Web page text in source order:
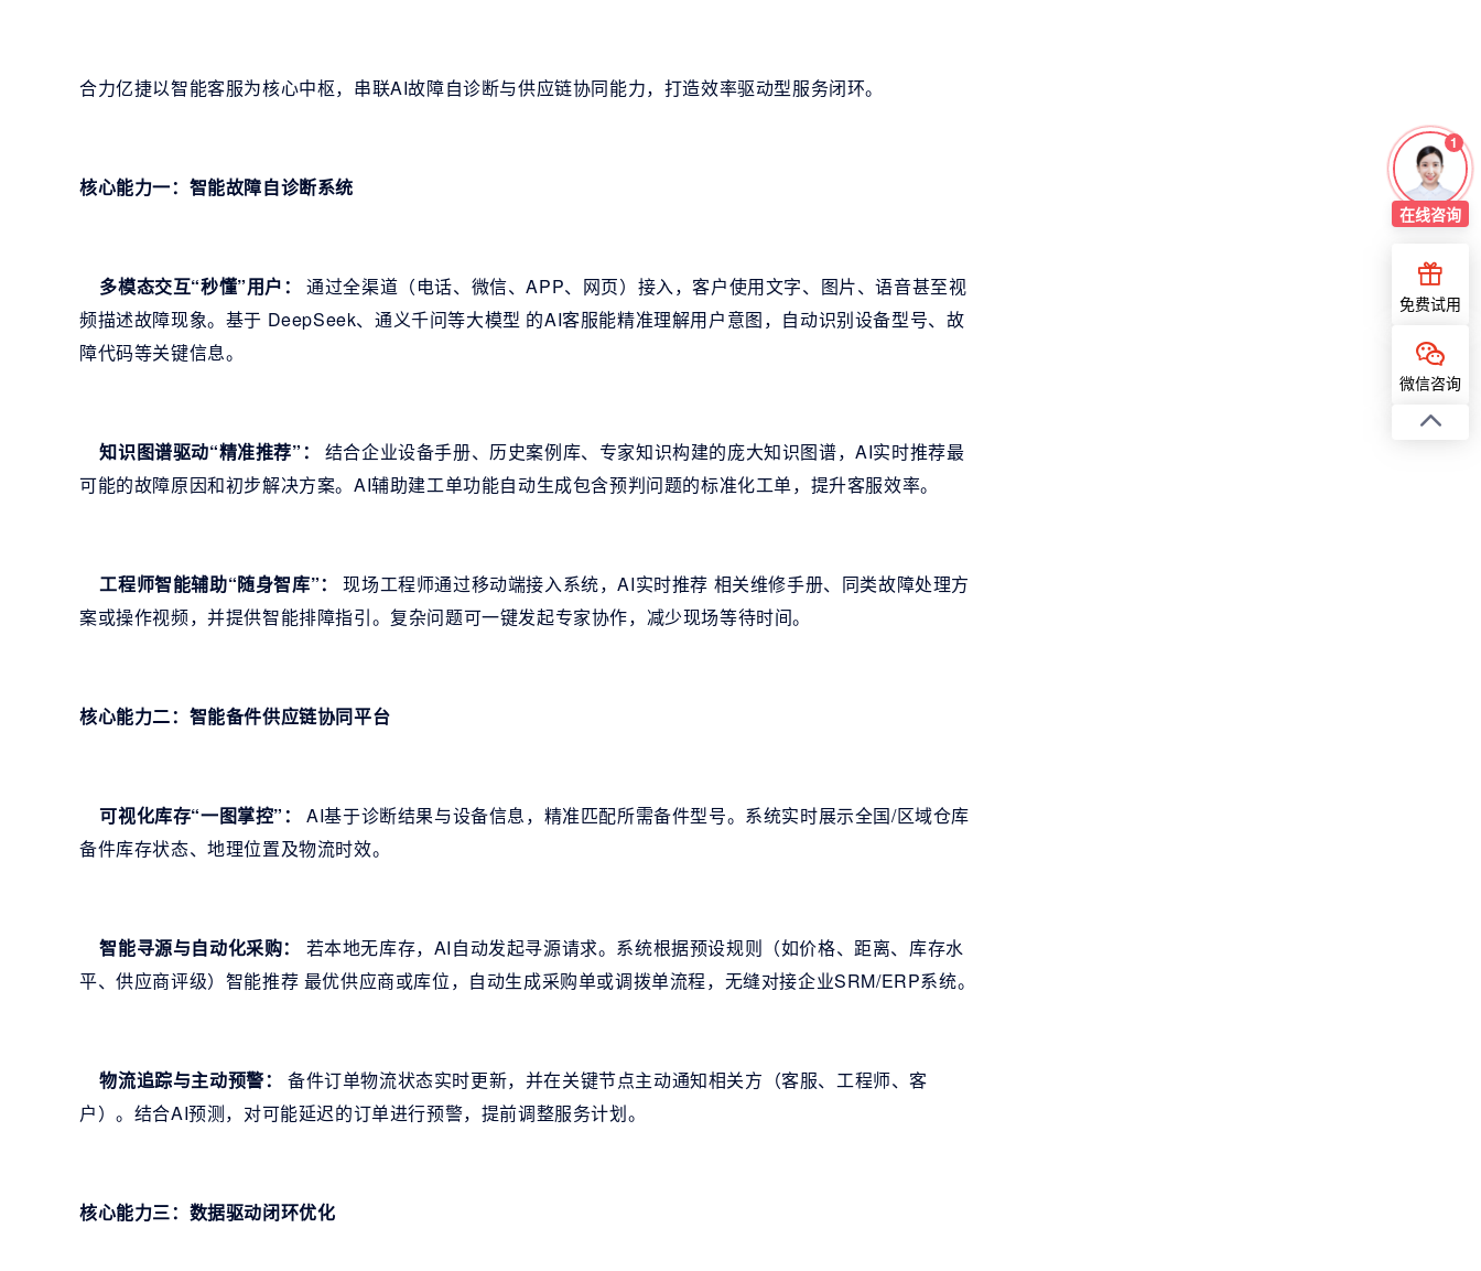
合力亿捷以智能客服为核心中枢，串联AI故障自诊断与供应链协同能力，打造效率驱动型服务闭环。
核心能力一：智能故障自诊断系统
多模态交互“秒懂”用户：通过全渠道（电话、微信、APP、网页）接入，客户使用文字、图片、语音甚至视
频描述故障现象。基于 DeepSeek、通义千问等大模型 的AI客服能精准理解用户意图，自动识别设备型号、故
障代码等关键信息。
知识图谱驱动“精准推荐”：
结合企业设备手册、历史案例库、专家知识构建的庞大知识图谱，AI实时推荐最
可能的故障原因和初步解决方案。AI辅助建工单功能自动生成包含预判问题的标准化工单，提升客服效率。
工程师智能辅助“随身智库”：
现场工程师通过移动端接入系统，AI实时推荐 相关维修手册、同类故障处理方
案或操作视频，并提供智能排障指引。复杂问题可一键发起专家协作，减少现场等待时间。
核心能力二：智能备件供应链协同平台
可视化库存“一图掌控”：AI基于诊断结果与设备信息，精准匹配所需备件型号。系统实时展示全国/区域仓库
备件库存状态、地理位置及物流时效。
智能寻源与自动化采购：
若本地无库存，AI自动发起寻源请求。系统根据预设规则（如价格、距离、库存水
平、供应商评级）智能推荐 最优供应商或库位，自动生成采购单或调拨单流程，无缝对接企业SRM/ERP系统。
物流追踪与主动预警：
备件订单物流状态实时更新，并在关键节点主动通知相关方（客服、工程师、客
户）。结合AI预测，对可能延迟的订单进行预警，提前调整服务计划。
核心能力三：数据驱动闭环优化
1
在线咨询
免费试用
微信咨询